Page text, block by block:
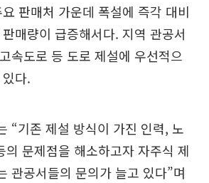
판매처 가운데 폭설에 즉각 대비
매량이 급증해서다. 지역 관공서
속도로 등 도로 제설에 우선적으
다.
“기존 제설 방식이 가진 인력, 노
의 문제점을 해소하고자 자주식 제
관공서들의 문의가 늘고 있다”며